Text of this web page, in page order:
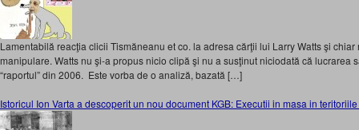
Lamentabilă reacţia clicii Tismăneanu et co. la adresa cărţii lui Larry Watts şi
manipulare. Watts nu şi-a propus nicio clipă şi nu a susţinut niciodată că lucrarea
“raportul” din 2006. Este vorba de o analiză, bazată […]
Istoricul Ion Varta a descoperit un nou document KGB: Executii in masa in